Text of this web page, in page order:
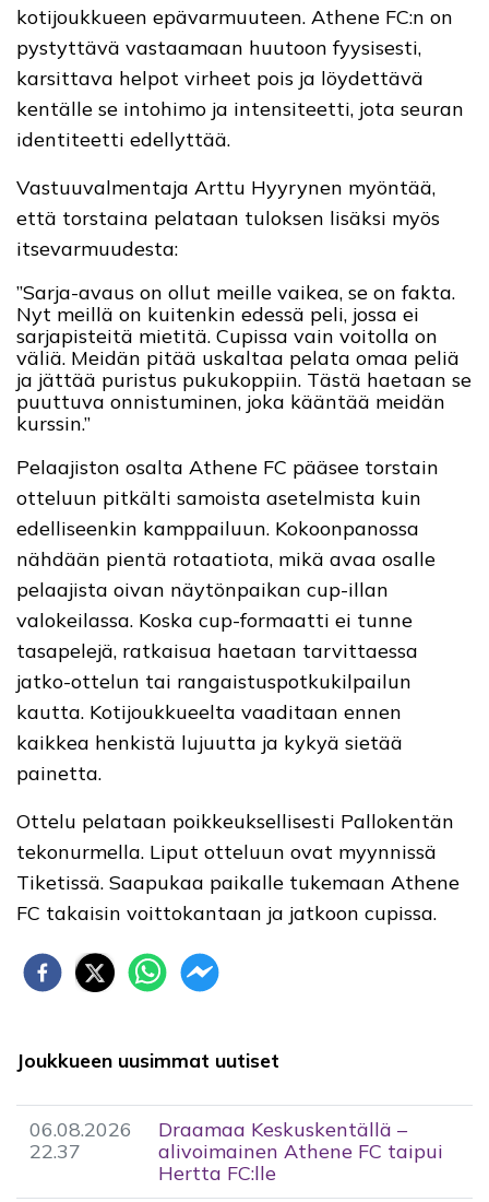
kotijoukkueen epävarmuuteen. Athene FC:n on
pystyttävä vastaamaan huutoon fyysisesti,
karsittava helpot virheet pois ja löydettävä
kentälle se intohimo ja intensiteetti, jota seuran
identiteetti edellyttää.
Vastuuvalmentaja Arttu Hyyrynen myöntää,
että torstaina pelataan tuloksen lisäksi myös
itsevarmuudesta:
”Sarja-avaus on ollut meille vaikea, se on fakta.
Nyt meillä on kuitenkin edessä peli, jossa ei
sarjapisteitä mietitä. Cupissa vain voitolla on
väliä. Meidän pitää uskaltaa pelata omaa peliä
ja jättää puristus pukukoppiin. Tästä haetaan se
puuttuva onnistuminen, joka kääntää meidän
kurssin.”
Pelaajiston osalta Athene FC pääsee torstain
otteluun pitkälti samoista asetelmista kuin
edelliseenkin kamppailuun. Kokoonpanossa
nähdään pientä rotaatiota, mikä avaa osalle
pelaajista oivan näytönpaikan cup-illan
valokeilassa. Koska cup-formaatti ei tunne
tasapelejä, ratkaisua haetaan tarvittaessa
jatko-ottelun tai rangaistuspotkukilpailun
kautta. Kotijoukkueelta vaaditaan ennen
kaikkea henkistä lujuutta ja kykyä sietää
painetta.
Ottelu pelataan poikkeuksellisesti Pallokentän
tekonurmella. Liput otteluun ovat myynnissä
Tiketissä. Saapukaa paikalle tukemaan Athene
FC takaisin voittokantaan ja jatkoon cupissa.
Joukkueen uusimmat uutiset
06.08.2026
22.37
Draamaa Keskuskentällä –
alivoimainen Athene FC taipui
Hertta FC:lle